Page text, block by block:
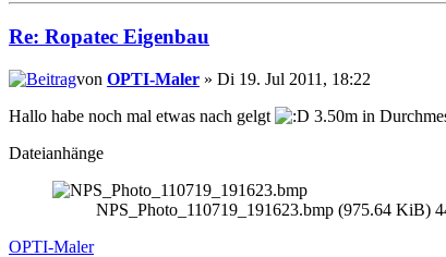
Re: Ropatec Eigenbau
von OPTI-Maler » Di 19. Jul 2011, 18:22
Hallo habe noch mal etwas nach gelgt
3.50m in
Dateianhänge
NPS_Photo_110719_191623.bmp (975.64 KiB)
OPTI-Maler